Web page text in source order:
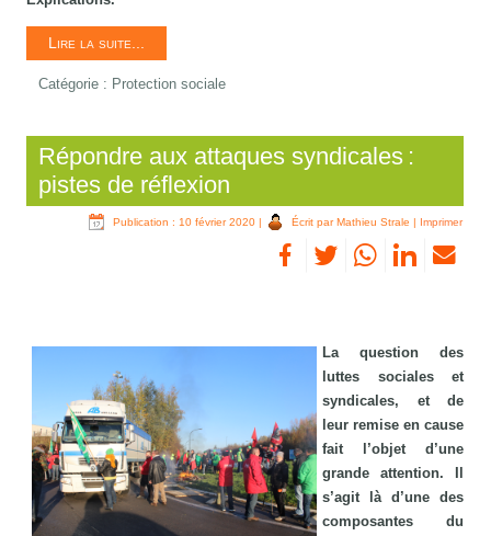
Lire la suite...
Catégorie : Protection sociale
Répondre aux attaques syndicales :
pistes de réflexion
Publication : 10 février 2020 | Écrit par Mathieu Strale | Imprimer
La question des
luttes sociales et
syndicales, et de
leur remise en cause
fait l’objet d’une
grande attention. Il
s’agit là d’une des
composantes du